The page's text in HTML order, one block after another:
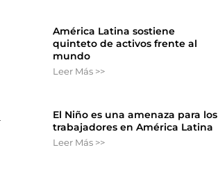
América Latina sostiene
quinteto de activos frente al
mundo
Leer Más >>
El Niño es una amenaza para los
trabajadores en América Latina
Leer Más >>